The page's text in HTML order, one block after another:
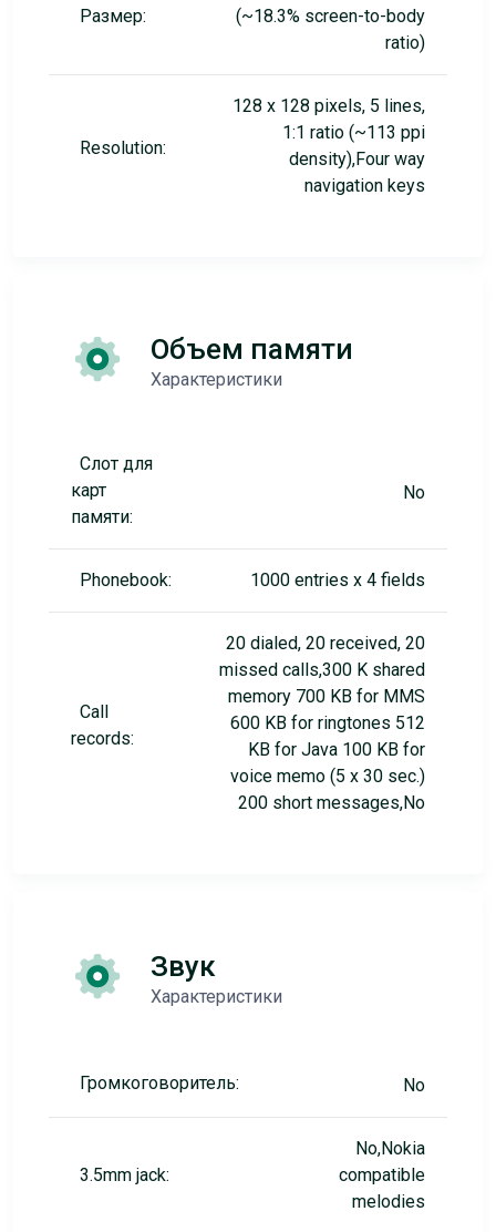
Размер:
(~18.3% screen-to-body
ratio)
Resolution:
128 x 128 pixels, 5 lines,
1:1 ratio (~113 ppi
density),Four way
navigation keys
Объем памяти
Характеристики
Слот для
карт
памяти:
No
Phonebook: 1000 entries x 4 fields
Call
records:
20 dialed, 20 received, 20
missed calls,300 K shared
memory 700 KB for MMS
600 KB for ringtones 512
KB for Java 100 KB for
voice memo (5 x 30 sec.)
200 short messages,No
Звук
Характеристики
Громкоговоритель: No
3.5mm jack:
No,Nokia
compatible
melodies